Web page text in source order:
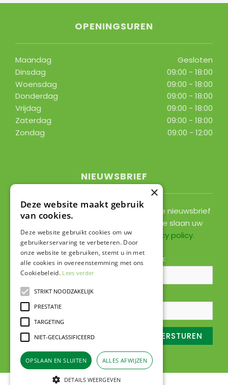
OPENINGSUREN
Maandag
Gesloten
Dinsdag
09:00 - 18:00
Woensdag
09:00 - 18:00
Donderdag
09:00 - 18:00
Vrijdag
09:00 - 18:00
Zaterdag
09:00 - 18:00
Zondag
09:00 - 12:00
NIEUWSBRIEF
Ontvang ongeveer 1x per 2 weken onze nieuwsbrief
met acties, nieuws & activiteiten! We slaan uw
gegevens op conform onze
privacy policy.
Voornaam: Achternaam:
E-mailadres:*
×
Deze website maakt gebruik
van cookies.
Deze website gebruikt cookies om uw
gebruikerservaring te verbeteren. Door
onze website te gebruiken, stemt u in met
alle cookies in overeenstemming met ons
Cookiebeleid. Lees verder
STRIKT NOODZAKELIJK
PRESTATIE
TARGETING
NIET-GECLASSIFICEERD
OPSLAAN EN SLUITEN ALLES AFWIJZEN
DETAILS WEERGEVEN